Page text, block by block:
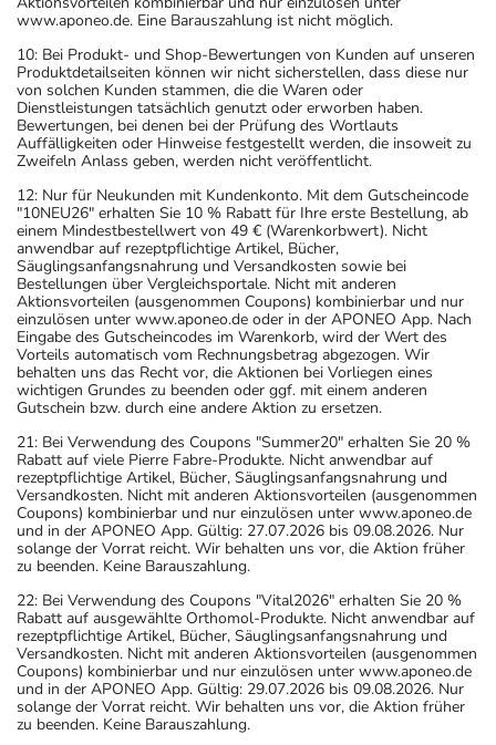
www.aponeo.de. Eine Barauszahlung ist nicht möglich.
10: Bei Produkt- und Shop-Bewertungen von Kunden auf unseren
Produktdetailseiten können wir nicht sicherstellen, dass diese nur
von solchen Kunden stammen, die die Waren oder
Dienstleistungen tatsächlich genutzt oder erworben haben.
Bewertungen, bei denen bei der Prüfung des Wortlauts
Auffälligkeiten oder Hinweise festgestellt werden, die insoweit zu
Zweifeln Anlass geben, werden nicht veröffentlicht.
12: Nur für Neukunden mit Kundenkonto. Mit dem Gutscheincode
"10NEU26" erhalten Sie 10 % Rabatt für Ihre erste Bestellung, ab
einem Mindestbestellwert von 49 € (Warenkorbwert). Nicht
anwendbar auf rezeptpflichtige Artikel, Bücher,
Säuglingsanfangsnahrung und Versandkosten sowie bei
Bestellungen über Vergleichsportale. Nicht mit anderen
Aktionsvorteilen (ausgenommen Coupons) kombinierbar und nur
einzulösen unter www.aponeo.de oder in der APONEO App. Nach
Eingabe des Gutscheincodes im Warenkorb, wird der Wert des
Vorteils automatisch vom Rechnungsbetrag abgezogen. Wir
behalten uns das Recht vor, die Aktionen bei Vorliegen eines
wichtigen Grundes zu beenden oder ggf. mit einem anderen
Gutschein bzw. durch eine andere Aktion zu ersetzen.
21: Bei Verwendung des Coupons "Summer20" erhalten Sie 20 %
Rabatt auf viele Pierre Fabre-Produkte. Nicht anwendbar auf
rezeptpflichtige Artikel, Bücher, Säuglingsanfangsnahrung und
Versandkosten. Nicht mit anderen Aktionsvorteilen (ausgenommen
Coupons) kombinierbar und nur einzulösen unter www.aponeo.de
und in der APONEO App. Gültig: 27.07.2026 bis 09.08.2026. Nur
solange der Vorrat reicht. Wir behalten uns vor, die Aktion früher
zu beenden. Keine Barauszahlung.
22: Bei Verwendung des Coupons "Vital2026" erhalten Sie 20 %
Rabatt auf ausgewählte Orthomol-Produkte. Nicht anwendbar auf
rezeptpflichtige Artikel, Bücher, Säuglingsanfangsnahrung und
Versandkosten. Nicht mit anderen Aktionsvorteilen (ausgenommen
Coupons) kombinierbar und nur einzulösen unter www.aponeo.de
und in der APONEO App. Gültig: 29.07.2026 bis 09.08.2026. Nur
solange der Vorrat reicht. Wir behalten uns vor, die Aktion früher
zu beenden. Keine Barauszahlung.